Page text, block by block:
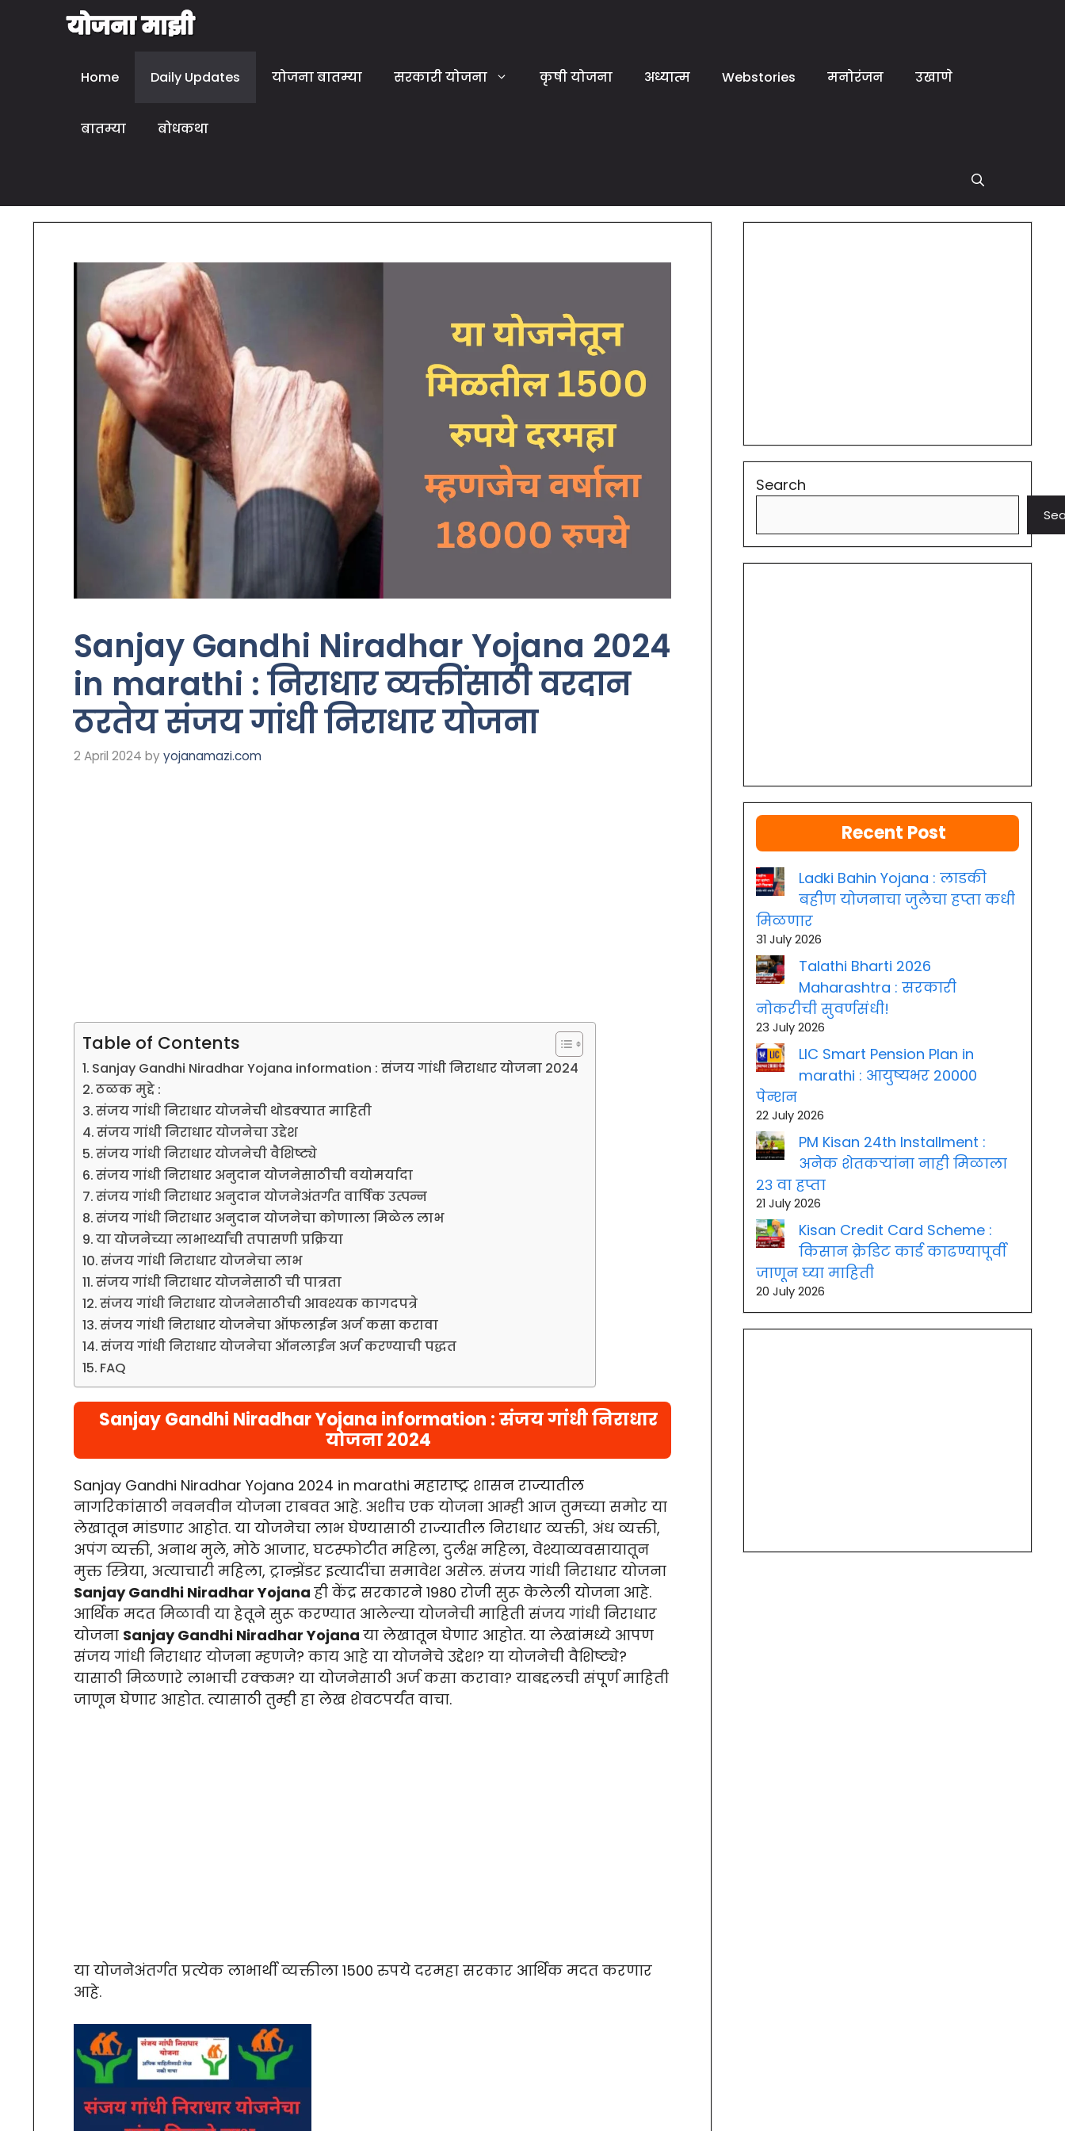
Home Daily Updates योजना बातम्या सरकारी योजना कृषी योजना अध्यात्म Webstories मनोरंजन उखाणे
बातम्या बोधकथा
Sanjay Gandhi Niradhar Yojana 2024
in marathi : निराधार व्यक्तींसाठी वरदान
ठरतेय संजय गांधी निराधार योजना
2 April 2024 by yojanamazi.com
Table of Contents
Sanjay Gandhi Niradhar Yojana information : संजय गांधी निराधार योजना 2024
ठळक मुद्दे :
संजय गांधी निराधार योजनेची थोडक्यात माहिती
संजय गांधी निराधार योजनेचा उद्देश
संजय गांधी निराधार योजनेची वैशिष्ट्ये
संजय गांधी निराधार अनुदान योजनेसाठीची वयोमर्यादा
संजय गांधी निराधार अनुदान योजनेअंतर्गत वार्षिक उत्पन्न
संजय गांधी निराधार अनुदान योजनेचा कोणाला मिळेल लाभ
या योजनेच्या लाभार्थ्यांची तपासणी प्रक्रिया
संजय गांधी निराधार योजनेचा लाभ
संजय गांधी निराधार योजनेसाठी ची पात्रता
संजय गांधी निराधार योजनेसाठीची आवश्यक कागदपत्रे
संजय गांधी निराधार योजनेचा ऑफलाईन अर्ज कसा करावा
संजय गांधी निराधार योजनेचा ऑनलाईन अर्ज करण्याची पद्धत
FAQ
Sanjay Gandhi Niradhar Yojana information : संजय गांधी निराधार
योजना 2024
Sanjay Gandhi Niradhar Yojana 2024 in marathi महाराष्ट्र शासन राज्यातील
नागरिकांसाठी नवनवीन योजना राबवत आहे. अशीच एक योजना आम्ही आज तुमच्या समोर या
लेखातून मांडणार आहोत. या योजनेचा लाभ घेण्यासाठी राज्यातील निराधार व्यक्ती, अंध व्यक्ती,
अपंग व्यक्ती, अनाथ मुले, मोठे आजार, घटस्फोटीत महिला, दुर्लक्ष महिला, वेश्याव्यवसायातून
मुक्त स्त्रिया, अत्याचारी महिला, ट्रान्झेंडर इत्यादींचा समावेश असेल. संजय गांधी निराधार योजना
Sanjay Gandhi Niradhar Yojana ही केंद्र सरकारने 1980 रोजी सुरू केलेली योजना आहे.
आर्थिक मदत मिळावी या हेतूने सुरू करण्यात आलेल्या योजनेची माहिती संजय गांधी निराधार
योजना Sanjay Gandhi Niradhar Yojana या लेखातून घेणार आहोत. या लेखांमध्ये आपण
संजय गांधी निराधार योजना म्हणजे? काय आहे या योजनेचे उद्देश? या योजनेची वैशिष्ट्ये?
यासाठी मिळणारे लाभाची रक्कम? या योजनेसाठी अर्ज कसा करावा? याबद्दलची संपूर्ण माहिती
जाणून घेणार आहोत. त्यासाठी तुम्ही हा लेख शेवटपर्यंत वाचा.
या योजनेअंतर्गत प्रत्येक लाभार्थी व्यक्तीला 1500 रुपये दरमहा सरकार आर्थिक मदत करणार
आहे.
Search
Recent Post
Ladki Bahin Yojana : लाडकी
बहीण योजनाचा जुलैचा हप्ता कधी
मिळणार
31 July 2026
Talathi Bharti 2026
Maharashtra : सरकारी
नोकरीची सुवर्णसंधी!
23 July 2026
LIC Smart Pension Plan in
marathi : आयुष्यभर 20000
पेन्शन
22 July 2026
PM Kisan 24th Installment :
अनेक शेतकऱ्यांना नाही मिळाला
२३ वा हप्ता
21 July 2026
Kisan Credit Card Scheme :
किसान क्रेडिट कार्ड काढण्यापूर्वी
जाणून घ्या माहिती
20 July 2026